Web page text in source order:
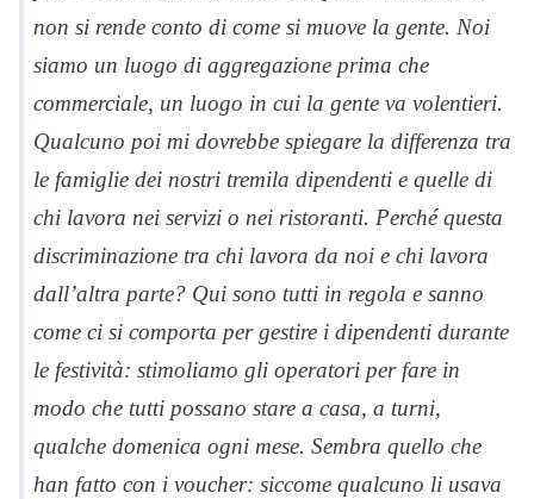
non si rende conto di come si muove la gente. Noi
siamo un luogo di aggregazione prima che
commerciale, un luogo in cui la gente va volentieri.
Qualcuno poi mi dovrebbe spiegare la differenza tra
le famiglie dei nostri tremila dipendenti e quelle di
chi lavora nei servizi o nei ristoranti. Perché questa
discriminazione tra chi lavora da noi e chi lavora
dall’altra parte? Qui sono tutti in regola e sanno
come ci si comporta per gestire i dipendenti durante
le festività: stimoliamo gli operatori per fare in
modo che tutti possano stare a casa, a turni,
qualche domenica ogni mese. Sembra quello che
han fatto con i voucher: siccome qualcuno li usava